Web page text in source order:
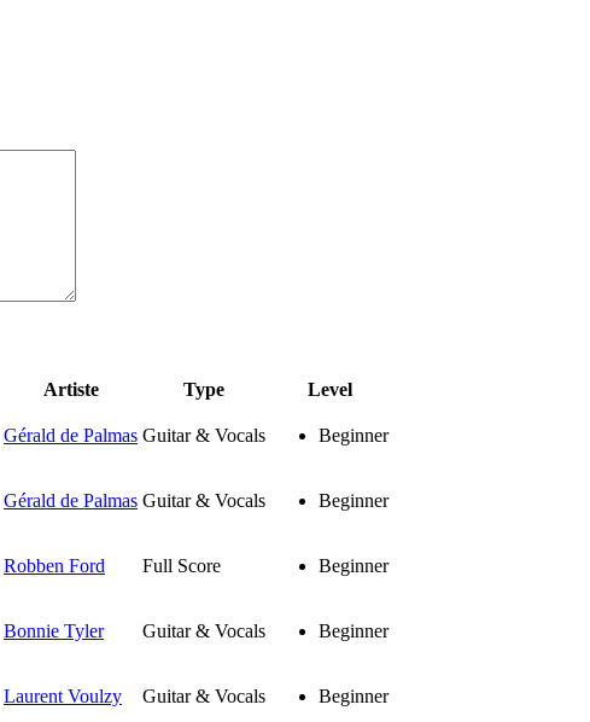
Artiste Type Level
Gérald de Palmas Guitar & Vocals Beginner
Gérald de Palmas Guitar & Vocals Beginner
Robben Ford Full Score Beginner
Bonnie Tyler Guitar & Vocals Beginner
Laurent Voulzy Guitar & Vocals Beginner